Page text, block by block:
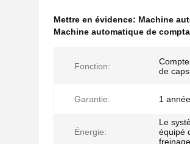
Mettre en évidence: Machine
Machine automatique de
Fonction:
de
Garantie: 1 année
Énergie:
Le
équipé